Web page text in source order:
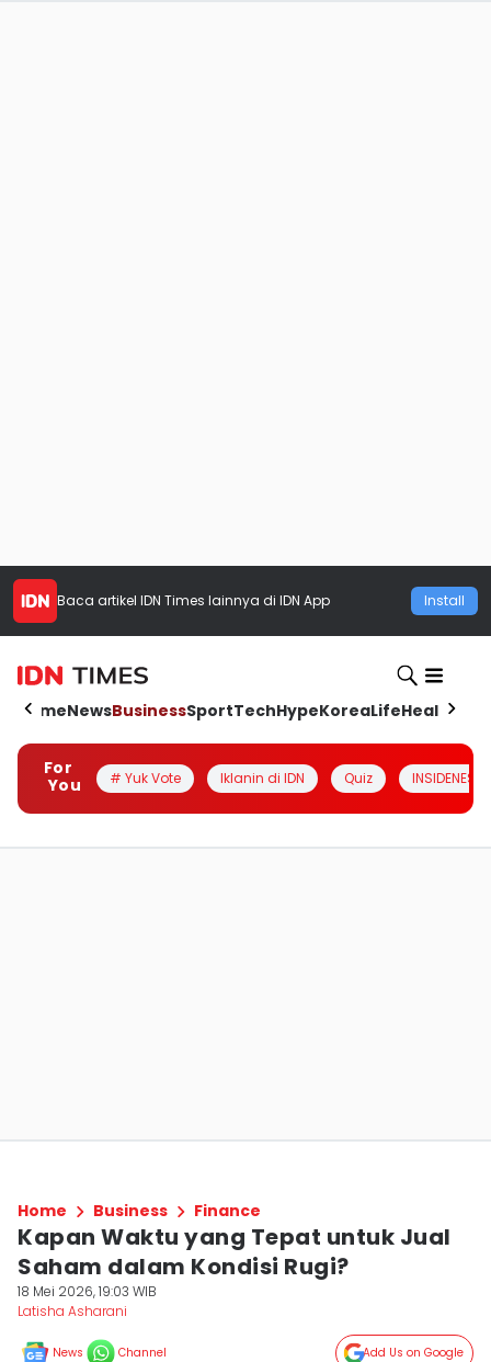
Baca artikel IDN Times lainnya di IDN App Install
HomeNewsBusinessSportTechHypeKoreaLifeHealth
For
You
# Yuk Vote Iklanin di IDN Quiz INSIDENESIA
Home Business Finance
Kapan Waktu yang Tepat untuk Jual
Saham dalam Kondisi Rugi?
18 Mei 2026, 19:03 WIB
Latisha Asharani
News Channel Add Us on Google